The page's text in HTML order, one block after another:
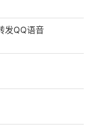
发QQ语音